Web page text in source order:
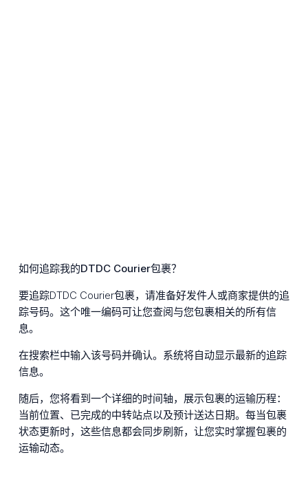
如何追踪我的DTDC Courier包裹？
要追踪DTDC Courier包裹，请准备好发件人或商家提供的追
踪号码。这个唯一编码可让您查阅与您包裹相关的所有信
息。
在搜索栏中输入该号码并确认。系统将自动显示最新的追踪
信息。
随后，您将看到一个详细的时间轴，展示包裹的运输历程：
当前位置、已完成的中转站点以及预计送达日期。每当包裹
状态更新时，这些信息都会同步刷新，让您实时掌握包裹的
运输动态。